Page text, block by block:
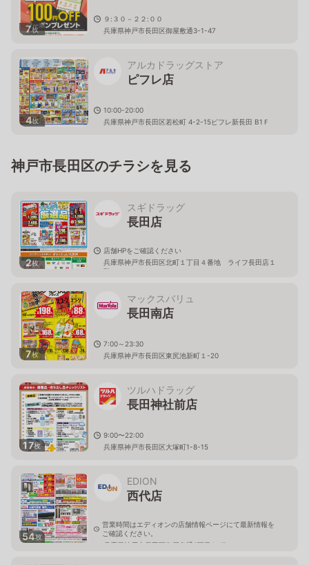
7枚
９:３０－２２:００
兵庫県神戸市長田区御屋敷通3-1-47
4枚
アルカドラッグストア
ピフレ店
10:00-20:00
兵庫県神戸市長田区若松町 4-2-15ピフレ新長田 B1Ｆ
神戸市長田区のチラシを見る
2枚
スギドラッグ
長田店
店舗HPをご確認ください
兵庫県神戸市長田区北町１丁目４番地 ライフ長田店１
階
7枚
マックスバリュ
長田南店
7:00～23:30
兵庫県神戸市長田区東尻池新町１-20
17枚
ツルハドラッグ
長田神社前店
9:00〜22:00
兵庫県神戸市長田区大塚町1-8-15
54枚
EDION
西代店
営業時間はエディオンの店舗情報ページにて最新情報を
ご確認ください。
兵庫県神戸市長田区御屋敷通3丁目1-47